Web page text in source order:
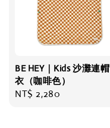
BE HEY｜Kids 沙灘連帽
衣（咖啡色）
Regular
NT$ 2,280